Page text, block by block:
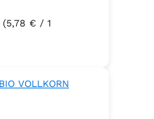
(5,78 € / 1